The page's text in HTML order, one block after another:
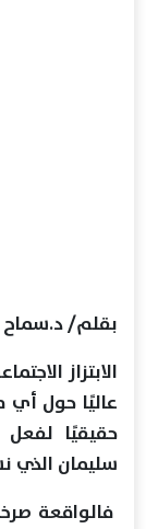
بقلم/ د.سماح
الابتزاز
عاليًا حول أي
حقيقيًا
سليمان الذي
فالواقعة